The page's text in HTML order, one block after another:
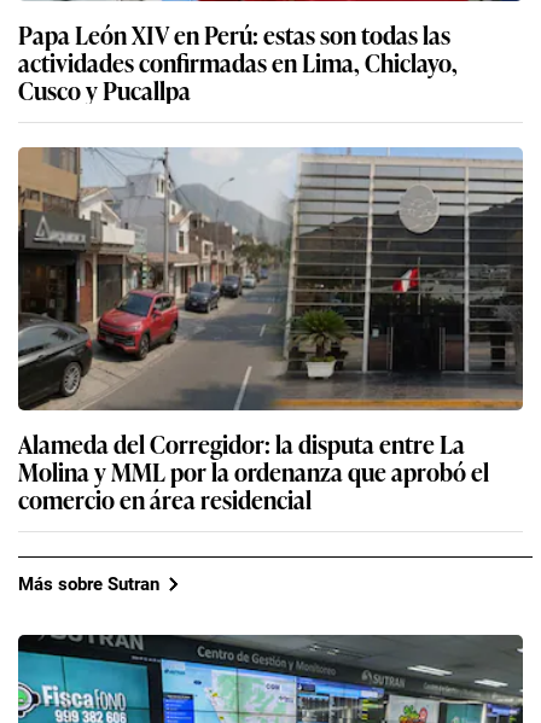
Papa León XIV en Perú: estas son todas las
actividades confirmadas en Lima, Chiclayo,
Cusco y Pucallpa
Alameda del Corregidor: la disputa entre La
Molina y MML por la ordenanza que aprobó el
comercio en área residencial
Más sobre Sutran